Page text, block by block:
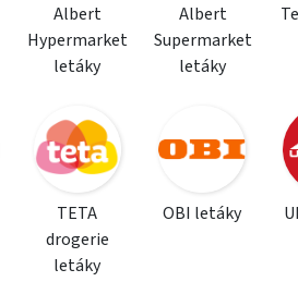
Albert
Hypermarket
letáky
Albert
Supermarket
letáky
TETA
drogerie
letáky
OBI letáky